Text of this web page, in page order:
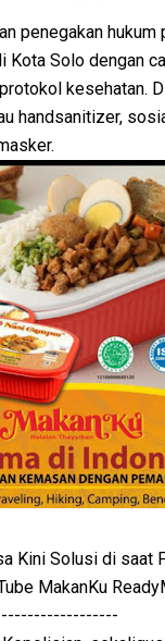
penegakan
Solo dengan
kesehatan.
handsanitizer,
Kini Solusi di
MakanKu